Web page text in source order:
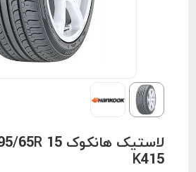
K415